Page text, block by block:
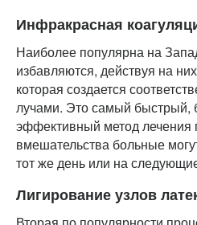
Инфракрасная
Наиболее популярна на
избавляются, действуя на
которая создается
лучами. Это самый быстрый,
эффективный метод лечения
вмешательства больные
тот же день или на
Лигирование узлов